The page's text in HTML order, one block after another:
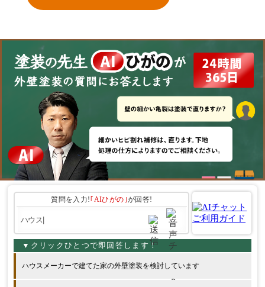
質問を入力!｢AIひがの｣が回答!
ハウスメーカーで建てた家の外壁塗装を検討しています